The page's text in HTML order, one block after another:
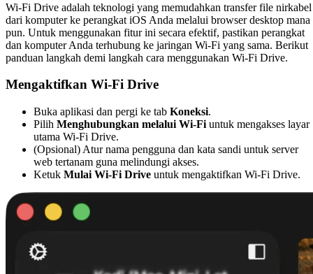
Wi-Fi Drive adalah teknologi yang memudahkan transfer file nirkabel
dari komputer ke perangkat iOS Anda melalui browser desktop mana
pun. Untuk menggunakan fitur ini secara efektif, pastikan perangkat
dan komputer Anda terhubung ke jaringan Wi-Fi yang sama. Berikut
panduan langkah demi langkah cara menggunakan Wi-Fi Drive.
Mengaktifkan Wi-Fi Drive
Buka aplikasi dan pergi ke tab Koneksi.
Pilih Menghubungkan melalui Wi-Fi untuk mengakses layar
utama Wi-Fi Drive.
(Opsional) Atur nama pengguna dan kata sandi untuk server
web tertanam guna melindungi akses.
Ketuk Mulai Wi-Fi Drive untuk mengaktifkan Wi-Fi Drive.